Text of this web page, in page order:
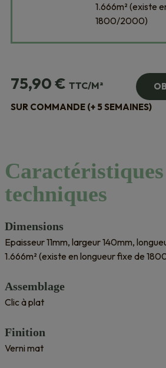
1.666m² (existe
1800/2000)
75,90€ TTC/M²
SUR COMMANDE (+ 5 SEMAINES)
Caractéristiques
techniques
Dimensions
Epaisseur 11mm, largeur 140mm,
1.666m² (existe en longueur fixe de
Assemblage
Clic à plat
Finition
Verni mat